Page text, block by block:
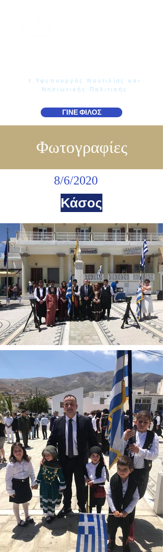
τ.Υφυπουργός Ναυτιλίας και
Νησιωτικής Πολιτικής
ΓΙΝΕ ΦΙΛΟΣ
Φωτογραφίες
8/6/2020
Κάσος